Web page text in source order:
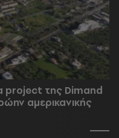
project της Dimand
αμερικανικής